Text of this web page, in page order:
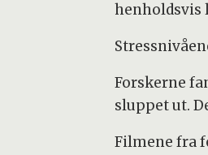
henholdsvis
Forskerne
sluppet ut.
Filmene fra